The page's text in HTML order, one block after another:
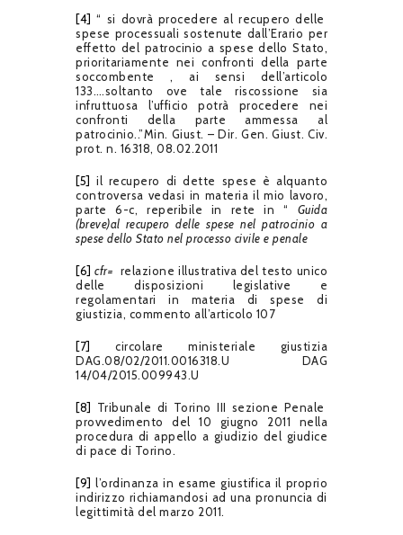
[4] “ si dovrà procedere al recupero delle
spese processuali sostenute dall’Erario per
effetto del patrocinio a spese dello Stato,
prioritariamente nei confronti della parte
soccombente , ai sensi dell’articolo
133….soltanto ove tale riscossione sia
infruttuosa l’ufficio potrà procedere nei
confronti della parte ammessa al
patrocinio..”Min. Giust. – Dir. Gen. Giust. Civ.
prot. n. 16318, 08.02.2011
[5] il recupero di dette spese è alquanto
controversa vedasi in materia il mio lavoro,
parte 6-c, reperibile in rete in “ Guida
(breve)al recupero delle spese nel patrocinio a
spese dello Stato nel processo civile e penale
[6] cfr= relazione illustrativa del testo unico
delle disposizioni legislative e
regolamentari in materia di spese di
giustizia, commento all’articolo 107
[7]
circolare ministeriale giustizia
DAG.08/02/2011.0016318.U DAG
14/04/2015.009943.U
[8]
Tribunale di Torino III sezione Penale
provvedimento del 10 giugno 2011 nella
procedura di appello a giudizio del giudice
di pace di Torino.
[9] l’ordinanza in esame giustifica il proprio
indirizzo richiamandosi ad una pronuncia di
legittimità del marzo 2011.